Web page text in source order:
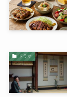
ドラマ